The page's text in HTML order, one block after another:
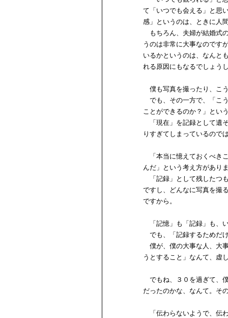
て「いつでも会える」と思
感」というのは、ときに人
もちろん、夫婦が結婚式
うのは非常に大事なのです
いるかというのは、なんと
れる原因にもなるでしょう
僕も写真を撮ったり、こ
でも、その一方で、「こ
ことができるのか？」とい
「現在」を記録として遺
りすぎてしまっているので
「本当に憶えておくべき
んだ」という考え方があり
「記録」として残したつ
ですし、どんなに写真を撮
ですから。
「記憶」も「記録」も、
でも、「記録するためだ
僕が、僕の大事な人、大
うとすること」なんて、虚
でもね、３０を過ぎて、
だったのかな、なんて。そ
「伝わらないようで、伝